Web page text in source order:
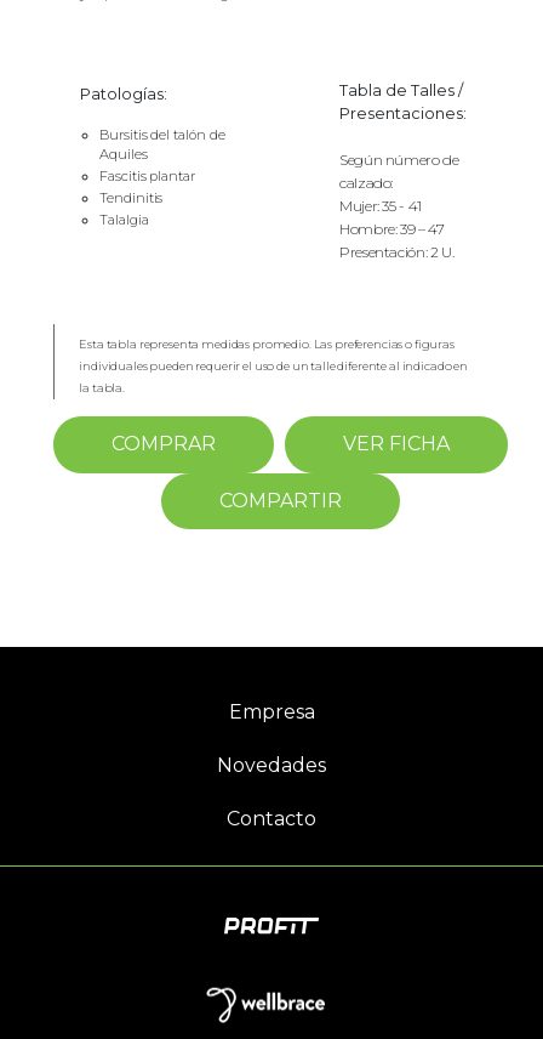
Patologías:
Bursitis del talón de
Aquiles
Fascitis plantar
Tendinitis
Talalgia
Tabla de Talles /
Presentaciones:
Según número de
calzado:
Mujer: 35 - 41
Hombre: 39 – 47
Presentación: 2 U.
Esta tabla representa medidas promedio. Las preferencias o figuras
individuales pueden requerir el uso de un talle diferente al indicado en
la tabla.
COMPRAR VER FICHA
COMPARTIR
Empresa
Novedades
Contacto